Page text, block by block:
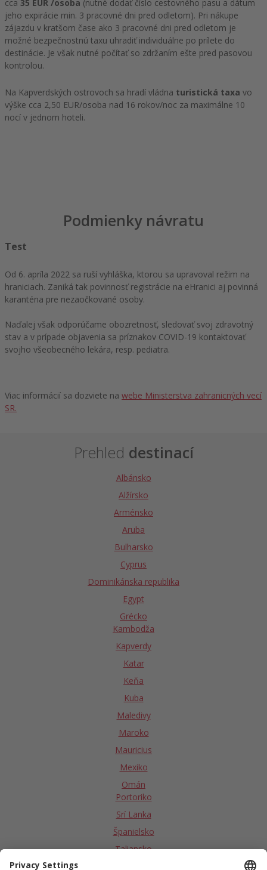
cca 35 EUR /osoba (nutné dodať číslo cestovného pasu a dátum
jeho expirácie min. 3 pracovné dni pred odletom). Pri nákupe
zájazdu v kratšom čase ako 3 pracovné dni pred odletom je
možné bezpečnostnú taxu uhradiť individuálne po prílete do
destinácie. Je však nutné počítať so zdržaním ešte pred pasovou
kontrolou.
Na Kapverdských ostrovoch sa hradí vládna turistická taxa vo
výške cca 2,50 EUR/osoba nad 16 rokov/noc za maximálne 10
nocí v jednom hoteli.
Podmienky návratu
Test
Od 6. apríla 2022 sa ruší vyhláška, ktorou sa upravoval režim na
hraniciach. Zaniká tak povinnosť registrácie na eHranici aj povinná
karanténa pre nezaočkované osoby.
Naďalej však odporúčame obozretnosť, sledovať svoj zdravotný
stav a v prípade objavenia sa príznakov COVID-19 kontaktovať
svojho všeobecného lekára, resp. pediatra.
Viac informácií sa dozviete na webe Ministerstva zahranicných vecí
SR.
Prehled destinací
Albánsko
Alžírsko
Arménsko
Aruba
Bulharsko
Cyprus
Dominikánska republika
Egypt
Grécko
Kambodža
Kapverdy
Katar
Keňa
Kuba
Maledivy
Maroko
Mauricius
Mexiko
Omán
Portoriko
Srí Lanka
Španielsko
Taliansko